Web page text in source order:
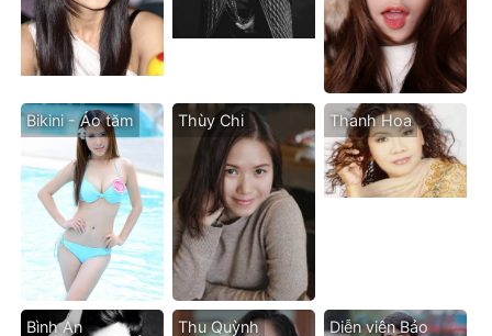
Bikini - Áo tăm Thùy Chi Thanh Hoa
Bình An Thu Quỳnh
Diễn viên Bảo